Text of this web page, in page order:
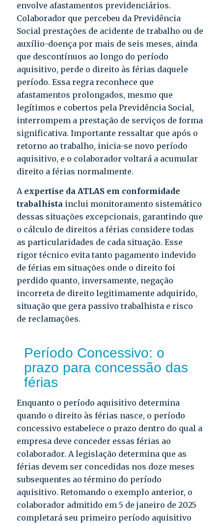
envolve afastamentos previdenciários.
Colaborador que percebeu da Previdência
Social prestações de acidente de trabalho ou de
auxílio-doença por mais de seis meses, ainda
que descontínuos ao longo do período
aquisitivo, perde o direito às férias daquele
período. Essa regra reconhece que
afastamentos prolongados, mesmo que
legítimos e cobertos pela Previdência Social,
interrompem a prestação de serviços de forma
significativa. Importante ressaltar que após o
retorno ao trabalho, inicia-se novo período
aquisitivo, e o colaborador voltará a acumular
direito a férias normalmente.
A expertise da ATLAS em conformidade
trabalhista inclui monitoramento sistemático
dessas situações excepcionais, garantindo que
o cálculo de direitos a férias considere todas
as particularidades de cada situação. Esse
rigor técnico evita tanto pagamento indevido
de férias em situações onde o direito foi
perdido quanto, inversamente, negação
incorreta de direito legitimamente adquirido,
situação que gera passivo trabalhista e risco
de reclamações.
Período Concessivo: o
prazo para concessão das
férias
Enquanto o período aquisitivo determina
quando o direito às férias nasce, o período
concessivo estabelece o prazo dentro do qual a
empresa deve conceder essas férias ao
colaborador. A legislação determina que as
férias devem ser concedidas nos doze meses
subsequentes ao término do período
aquisitivo. Retomando o exemplo anterior, o
colaborador admitido em 5 de janeiro de 2025
completará seu primeiro período aquisitivo